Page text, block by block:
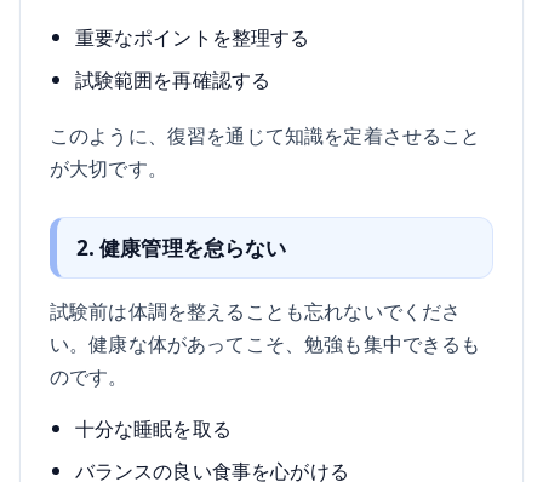
重要なポイントを整理する
試験範囲を再確認する
このように、復習を通じて知識を定着させること
が大切です。
2. 健康管理を怠らない
試験前は体調を整えることも忘れないでくださ
い。健康な体があってこそ、勉強も集中できるも
のです。
十分な睡眠を取る
バランスの良い食事を心がける